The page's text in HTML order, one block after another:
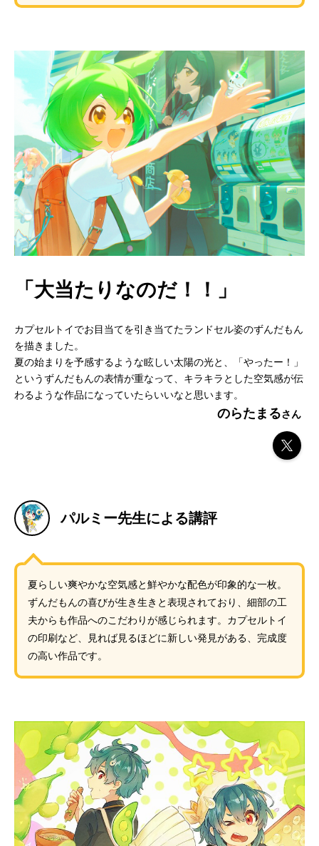
「大当たりなのだ！！」
カプセルトイでお目当てを引き当てたランドセル姿のずんだもん
を描きました。
夏の始まりを予感するような眩しい太陽の光と、「やったー！」
というずんだもんの表情が重なって、キラキラとした空気感が伝
わるような作品になっていたらいいなと思います。
のらたまる
パルミー先生による講評
夏らしい爽やかな空気感と鮮やかな配色が印象的な一枚。
ずんだもんの喜びが生き生きと表現されており、細部の工
夫からも作品へのこだわりが感じられます。カプセルトイ
の印刷など、見れば見るほどに新しい発見がある、完成度
の高い作品です。